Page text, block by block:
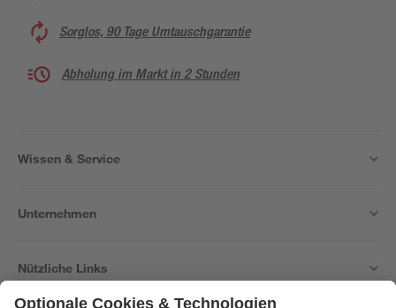
Sorglos, 90 Tage Umtauschgarantie
Abholung im Markt in 2 Stunden
Wissen & Service
Unternehmen
Nützliche Links